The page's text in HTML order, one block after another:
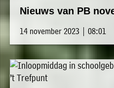
Nieuws van PB
14 november 2023 | 08:01